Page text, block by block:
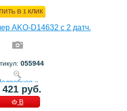
В 1 КЛИК
AKO-D14632 с 2 датч.
055944
»
421 руб.
В